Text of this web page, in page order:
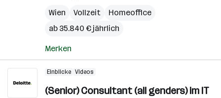
Wien
Vollzeit
Homeoffice
ab 35.840 € jährlich
Merken
Einblicke Videos
(Senior) Consultant (all genders) im IT